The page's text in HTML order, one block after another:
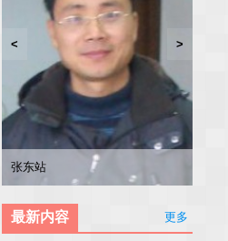
林子雨
张东站
林文水
冯少荣
< >
最新内容 更多